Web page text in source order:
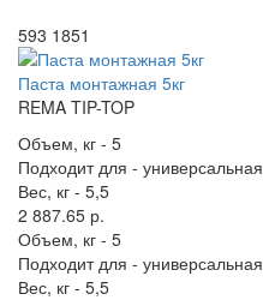
593 1851
Паста монтажная 5кг
REMA TIP-TOP
Объем, кг - 5
Подходит для - универсальная
Вес, кг - 5,5
2 887.65 р.
Объем, кг - 5
Подходит для - универсальная
Вес, кг - 5,5